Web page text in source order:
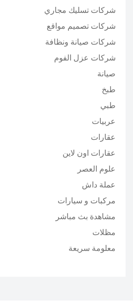
شركات تسليك مجاري
شركات تصميم مواقع
شركات صيانة ونظافة
شركات عزل الفوم
صيانة
طبخ
طبي
عربيات
عقارات
عقارات اون لاين
علوم العصر
عملة داش
مركبات و سيارات
مشاهدة بث مباشر
مظلات
معلومة سريعة